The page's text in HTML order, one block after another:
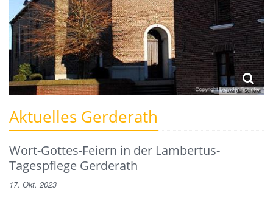
© Leander Schiefer
Aktuelles Gerderath
Wort-Gottes-Feiern in der Lambertus-
Tagespflege Gerderath
17. Okt. 2023